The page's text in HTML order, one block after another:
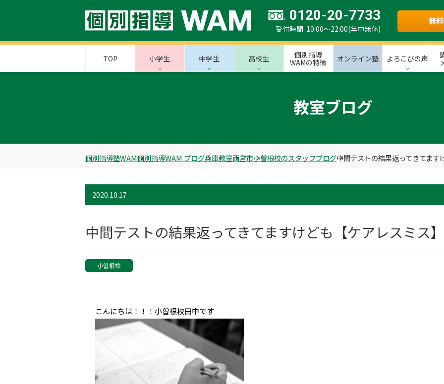
0120-20-7733
受付時間 10:00～22:00(年中無休)
無
TOP 小学生 中学生 高校生
個別指導
WAMの特徴
オンライン塾 よろこびの声
教室ブログ
個別指導塾WAM個別指導WAM ブログ兵庫教室西宮市小曽根校のスタッフブログ中間テストの結果返ってきてます
2020.10.17
中間テストの結果返ってきてますけども【ケアレスミス
小曽根校
こんにちは！！！小曽根校田中です